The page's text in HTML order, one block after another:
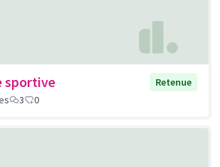
sportive
Retenue
3 0